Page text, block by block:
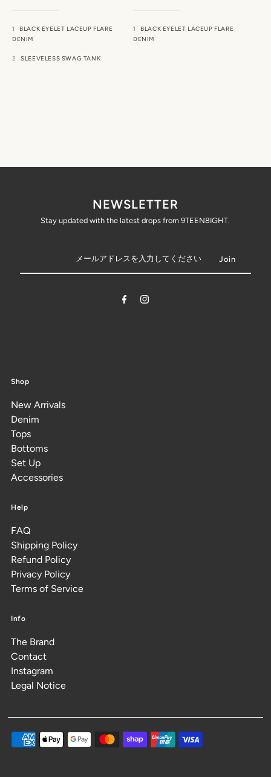
BLACK EYELET LACEUP FLARE
DENIM
SLEEVELESS SWAG TANK
BLACK EYELET LACEUP FLARE
DENIM
NEWSLETTER
Stay updated with the latest drops from 9TEEN8IGHT.
Shop
New Arrivals
Denim
Tops
Bottoms
Set Up
Accessories
Help
FAQ
Shipping Policy
Refund Policy
Privacy Policy
Terms of Service
Info
The Brand
Contact
Instagram
Legal Notice